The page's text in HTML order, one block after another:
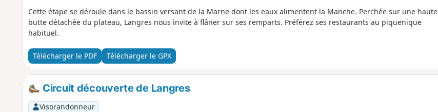
Cette étape se déroule dans le bassin versant de la Marne dont les eaux alimentent la Manche. Perchée sur une haute
butte détachée du plateau, Langres nous invite à flâner sur ses remparts. Préférez ses restaurants au piquenique
habituel.
Télécharger le PDF Télécharger le GPX
Circuit découverte de Langres
Visorandonneur